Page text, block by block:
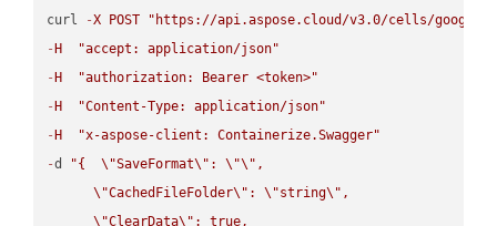
curl
-X POST
"https://api.aspose.cloud/v3.0/cells/
- H
"accept: application/json"
- H
"authorization: Bearer <token>"
- H
"Content-Type: application/json"
- H
"x-aspose-client: Containerize.Swagger"
-d "{ \"SaveFormat\" : \"\" ,
\"CachedFileFolder\" : \"string\" ,
\"ClearData\" : true,